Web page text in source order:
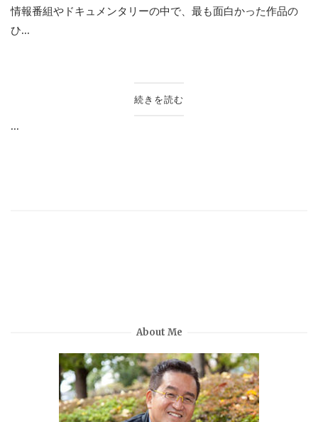
情報番組やドキュメンタリーの中で、最も面白かった作品の
ひ...
続きを読む
...
About Me